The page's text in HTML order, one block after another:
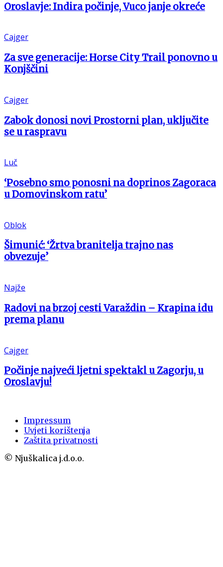
Oroslavje: Indira počinje, Vuco janje okreće
Cajger
Za sve generacije: Horse City Trail ponovno u
Konjščini
Cajger
Zabok donosi novi Prostorni plan, uključite
se u raspravu
Luč
‘Posebno smo ponosni na doprinos Zagoraca
u Domovinskom ratu’
Oblok
Šimunić: ‘Žrtva branitelja trajno nas
obvezuje’
Najže
Radovi na brzoj cesti Varaždin – Krapina idu
prema planu
Cajger
Počinje najveći ljetni spektakl u Zagorju, u
Oroslavju!
Impressum
Uvjeti korištenja
Zaštita privatnosti
© Njuškalica j.d.o.o.